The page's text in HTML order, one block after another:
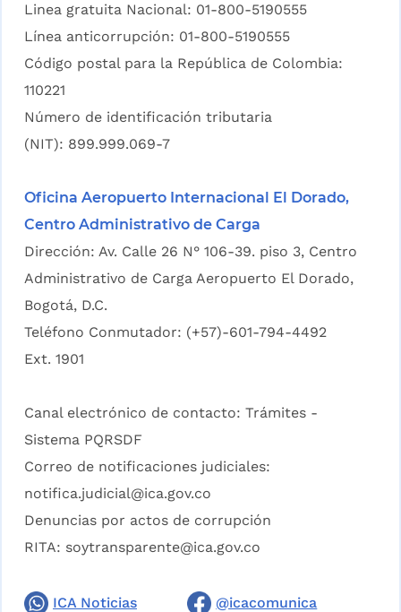
Linea gratuita Nacional: 01-800-5190555
Línea anticorrupción: 01-800-5190555
Código postal para la República de Colombia:
110221
Número de identificación tributaria
(NIT): 899.999.069-7
Oficina Aeropuerto Internacional El Dorado,
Centro Administrativo de Carga
Dirección: Av. Calle 26 N° 106-39. piso 3, Centro
Administrativo de Carga Aeropuerto El Dorado,
Bogotá, D.C.
Teléfono Conmutador: (+57)-601-794-4492
Ext. 1901
Canal electrónico de contacto: Trámites -
Sistema PQRSDF
Correo de notificaciones judiciales:
notifica.judicial@ica.gov.co
Denuncias por actos de corrupción
RITA: soytransparente@ica.gov.co
ICA Noticias @icacomunica